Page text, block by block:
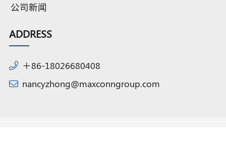
公司新闻
ADDRESS
＋86-18026680408
nancyzhong@maxconngroup.com